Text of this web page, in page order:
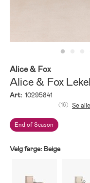
Alice & Fox
Alice & Fox
Art: 10295841
End of Season
(16) Se
Velg farge: Beige